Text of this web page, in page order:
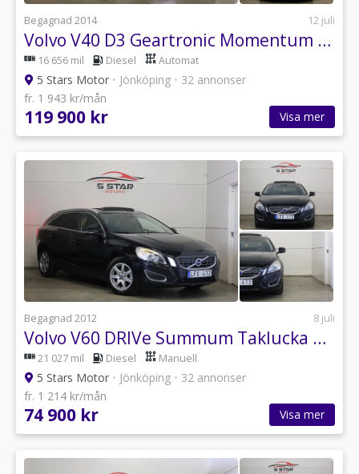
Begagnad 2014 12 juli
Volvo V40 D3 Geartronic Momentum Euro 5
16 656 mil Diesel Automat
5 Stars Motor • Jönköping • 32 annonser
fr. 1 943 kr/mån
119 900 kr Visa mer
Begagnad 2012 8 juli
Volvo V60 DRIVe Summum Taklucka GPS P-sesnor
21 027 mil Diesel Manuell
5 Stars Motor • Jönköping • 32 annonser
fr. 1 214 kr/mån
74 900 kr Visa mer